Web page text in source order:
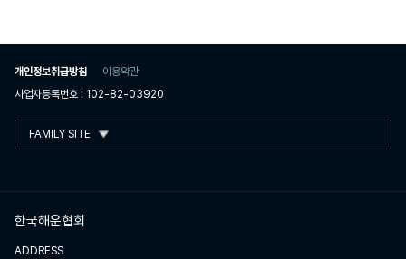
개인정보취급방침
이용약관
사업자등록번호 : 102-82-03920
FAMILY SITE
한국해운협회
ADDRESS